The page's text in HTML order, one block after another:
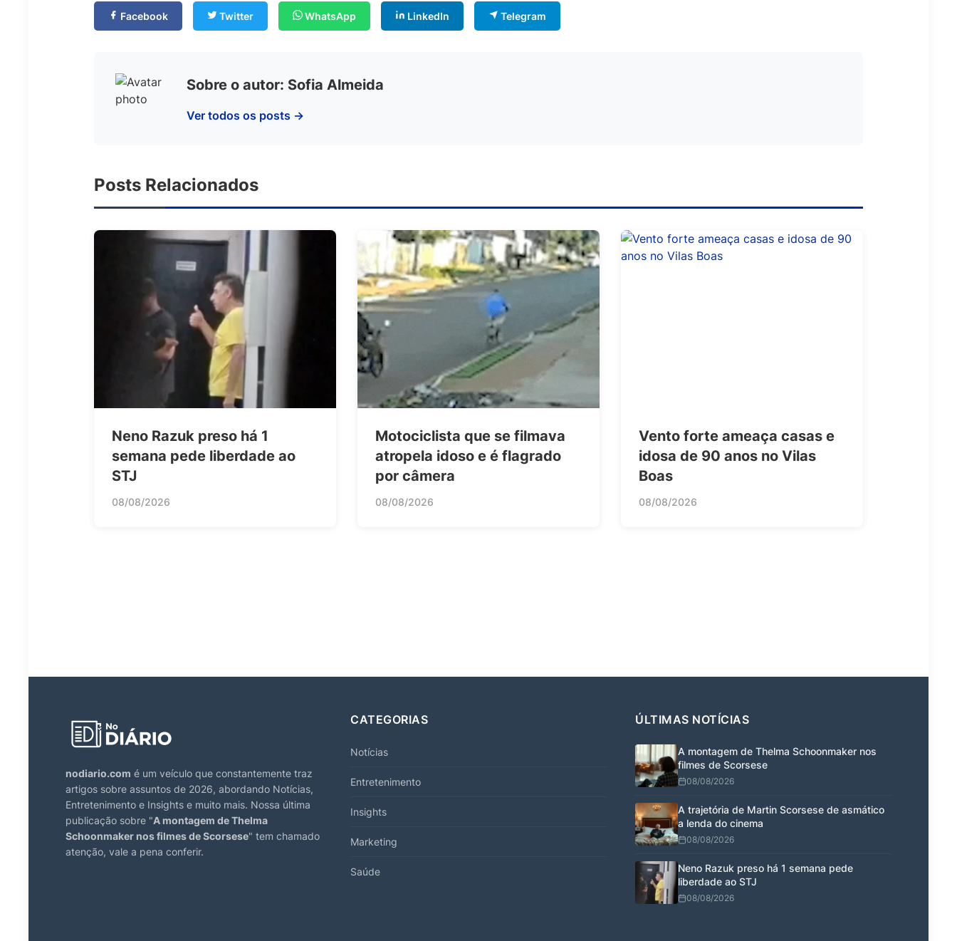
Facebook Twitter WhatsApp LinkedIn Telegram
Sobre o autor: Sofia Almeida
Ver todos os posts →
Posts Relacionados
Neno Razuk preso há 1
semana pede liberdade ao
STJ
08/08/2026
Motociclista que se filmava
atropela idoso e é flagrado
por câmera
08/08/2026
Vento forte ameaça casas e
idosa de 90 anos no Vilas
Boas
08/08/2026
nodiario.com é um veículo que constantemente traz
artigos sobre assuntos de 2026, abordando Notícias,
Entretenimento e Insights e muito mais. Nossa última
publicação sobre "A montagem de Thelma
Schoonmaker nos filmes de Scorsese" tem chamado
atenção, vale a pena conferir.
CATEGORIAS
Notícias
Entretenimento
Insights
Marketing
Saúde
ÚLTIMAS NOTÍCIAS
A montagem de Thelma Schoonmaker nos
filmes de Scorsese
08/08/2026
A trajetória de Martin Scorsese de asmático
a lenda do cinema
08/08/2026
Neno Razuk preso há 1 semana pede
liberdade ao STJ
08/08/2026